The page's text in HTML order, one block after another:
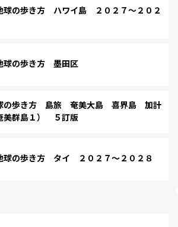
の歩き方 ハワイ島 ２０２７～２０２
球の歩き方 墨田区
の歩き方 島旅 奄美大島 喜界島 加計
美群島１） ５訂版
の歩き方 タイ ２０２７～２０２８